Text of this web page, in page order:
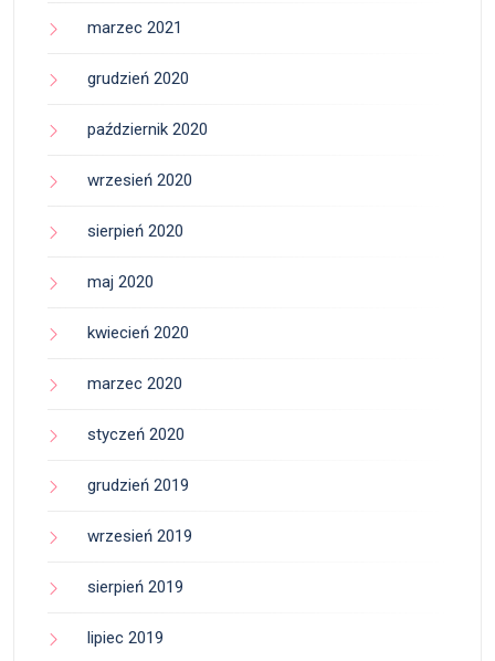
marzec 2021
grudzień 2020
październik 2020
wrzesień 2020
sierpień 2020
maj 2020
kwiecień 2020
marzec 2020
styczeń 2020
grudzień 2019
wrzesień 2019
sierpień 2019
lipiec 2019